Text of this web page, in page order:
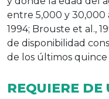
entre 5,000 y 30,000
1994; Brouste et al.,
de disponibilidad
de los últimos quince
REQUIERE